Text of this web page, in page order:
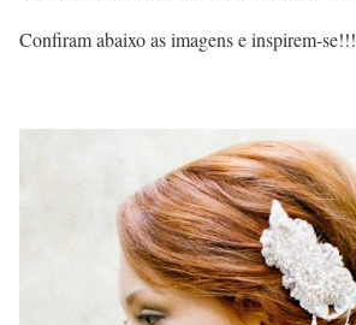
Confiram abaixo as imagens e inspirem-se!!!